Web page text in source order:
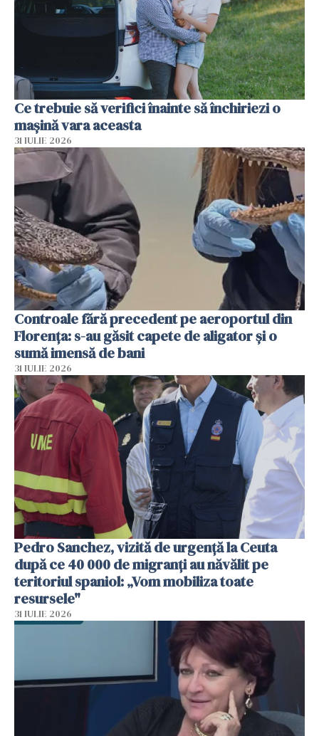
Ce trebuie să verifici înainte să închiriezi o
mașină vara aceasta
31 IULIE 2026
Controale fără precedent pe aeroportul din
Florența: s-au găsit capete de aligator și o
sumă imensă de bani
31 IULIE 2026
Pedro Sanchez, vizită de urgență la Ceuta
după ce 40 000 de migranți au năvălit pe
teritoriul spaniol: „Vom mobiliza toate
resursele"
31 IULIE 2026